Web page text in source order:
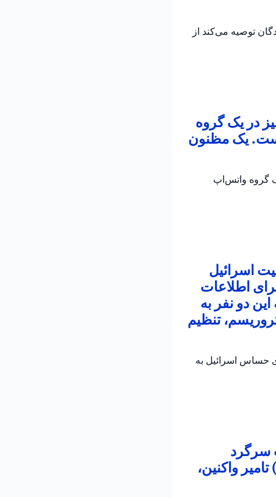
رانندگان توصیه می‌کند از
در یک گروه
است. یک مظنون
در یک گروه واتس‌اپ
اسرائیل
اطلاعات
دو نفر به
تنظیم
حساس اسرائیل به
سرگرد
واکنین،